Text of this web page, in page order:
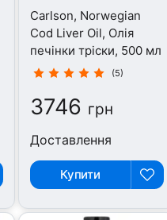
Carlson, Norwegian
Cod Liver Oil, Олія
печінки тріски, 500 мл
(5)
3746 грн
Доставлення
Купити